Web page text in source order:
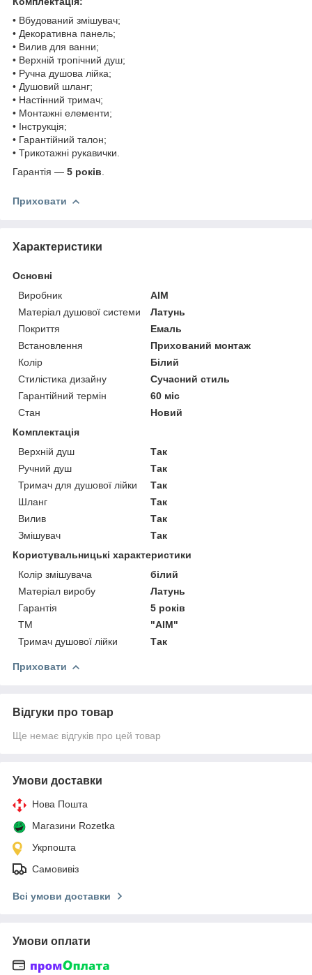
• Вбудований змішувач;
• Декоративна панель;
• Вилив для ванни;
• Верхній тропічний душ;
• Ручна душова лійка;
• Душовий шланг;
• Настінний тримач;
• Монтажні елементи;
• Інструкція;
• Гарантійний талон;
• Трикотажні рукавички.
Гарантія — 5 років
Приховати
Характеристики
Основні
Виробник
AIM
Матеріал душової системи
Латунь
Покриття
Емаль
Встановлення
Прихований монтаж
Колір
Білий
Стилістика дизайну
Сучасний стиль
Гарантійний термін
60 міс
Стан
Новий
Комплектація
Верхній душ
Так
Ручний душ
Так
Тримач для душової лійки
Так
Шланг
Так
Вилив
Так
Змішувач
Так
Користувальницькі характеристики
Колір змішувача
білий
Матеріал виробу
Латунь
Гарантія
5 років
ТМ
"AIM"
Тримач душової лійки
Так
Приховати
Відгуки про товар
Ще немає відгуків про цей товар
Умови доставки
Нова Пошта
Магазини Rozetka
Укрпошта
Самовивіз
Всі умови доставки
Умови оплати